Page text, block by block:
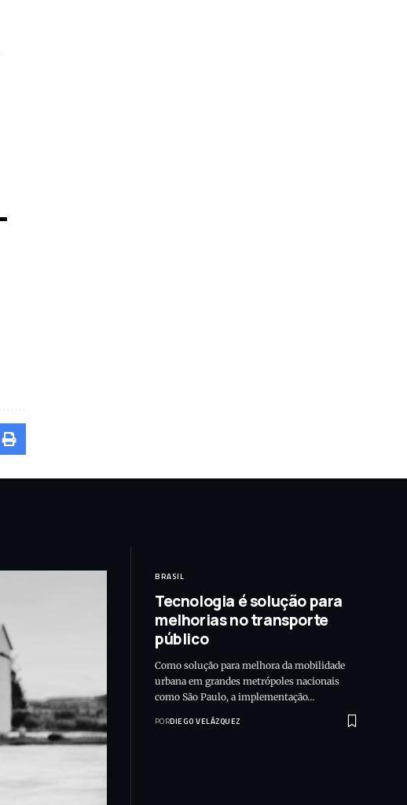
BRASIL
Tecnologia é solução para
melhorias no transporte
público
Como solução para melhora da mobilidade
urbana em grandes metrópoles nacionais
como São Paulo, a implementação…
PORDIEGO VELÁZQUEZ